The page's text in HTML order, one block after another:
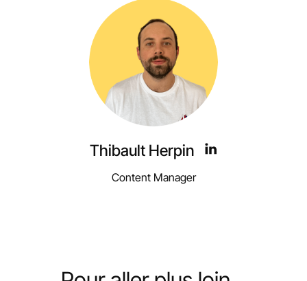
Thibault Herpin
Content Manager